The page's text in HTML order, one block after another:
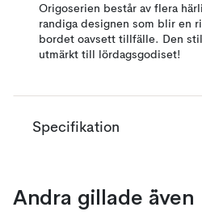
Origoserien består av flera
randiga designen som blir en
bordet oavsett tillfälle. Den
utmärkt till lördagsgodiset!
Specifikation
Andra gillade även